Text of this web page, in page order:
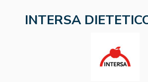
INTERSA